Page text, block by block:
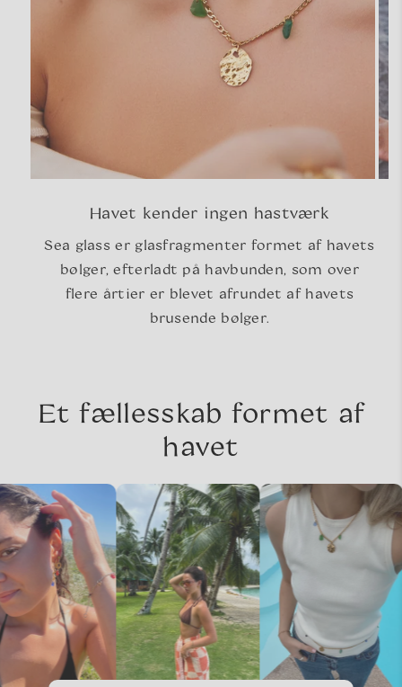
Havet kender ingen hastværk
Sea glass er glasfragmenter formet af havets
bølger, efterladt på havbunden, som over
flere årtier er blevet afrundet af havets
brusende bølger.
Et fællesskab formet af
havet